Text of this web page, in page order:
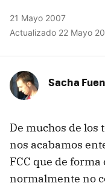
21 Mayo 2007
Actualizado 22 Mayo
Sacha
De muchos de los
nos acabamos
FCC que de
normalmente no